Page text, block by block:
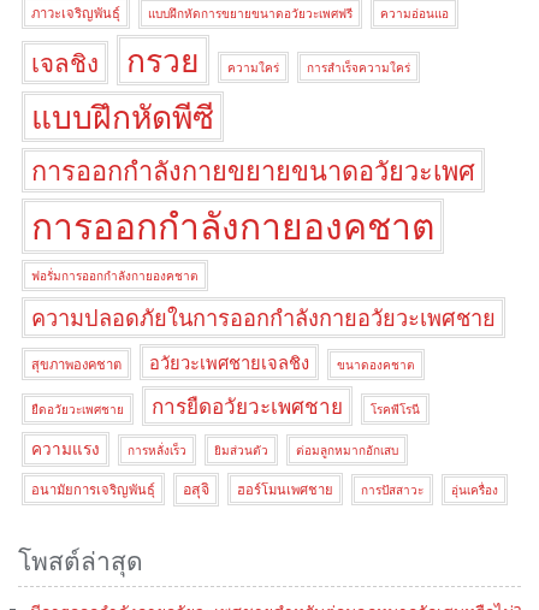
ภาวะเจริญพันธุ์ แบบฝึกหัดการขยายขนาดอวัยวะเพศฟรี ความอ่อนแอ
เจลชิง กรวย ความใคร่ การสำเร็จความใคร่
แบบฝึกหัดพีซี
การออกกำลังกายขยายขนาดอวัยวะเพศ
การออกกำลังกายองคชาต
ฟอรั่มการออกกำลังกายองคชาต
ความปลอดภัยในการออกกำลังกายอวัยวะเพศชาย
สุขภาพองคชาต อวัยวะเพศชายเจลชิง ขนาดองคชาต
ยืดอวัยวะเพศชาย การยืดอวัยวะเพศชาย โรคพีโรนี
ความแรง การหลั่งเร็ว ยิมส่วนตัว ต่อมลูกหมากอักเสบ
อนามัยการเจริญพันธุ์ อสุจิ ฮอร์โมนเพศชาย การปัสสาวะ อุ่นเครื่อง
โพสต์ล่าสุด